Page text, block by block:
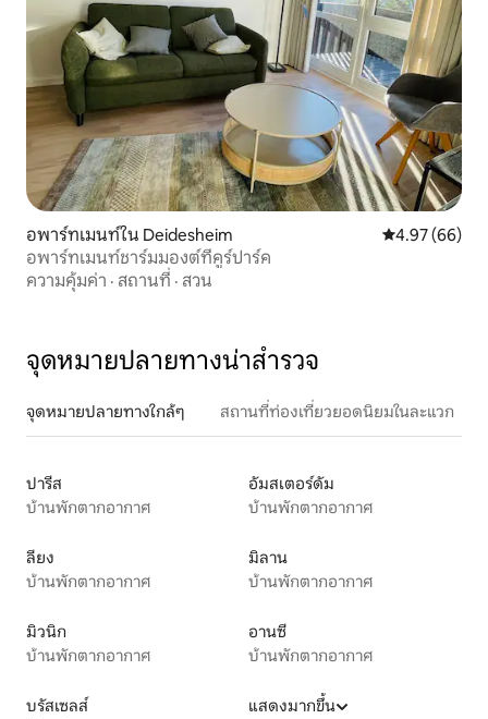
อพาร์ทเมนท์ใน Deidesheim คะแนนเฉลี่ย
4.97 (66)
อพาร์ทเมนท์ชาร์มมองต์ที่คูร์ปาร์ค
ความคุ้มค่า · สถานที่ · สวน
จุดหมายปลายทางน่าสำรวจ
จุดหมายปลายทางใกล้ๆ สถานที่ท่องเที่ยวยอดนิยมในละแวก
ปารีส
บ้านพักตากอากาศ
อัมสเตอร์ดัม
บ้านพักตากอากาศ
ลียง
บ้านพักตากอากาศ
มิลาน
บ้านพักตากอากาศ
มิวนิก
บ้านพักตากอากาศ
อานซี
บ้านพักตากอากาศ
บรัสเซลส์
แสดงมากขึ้น